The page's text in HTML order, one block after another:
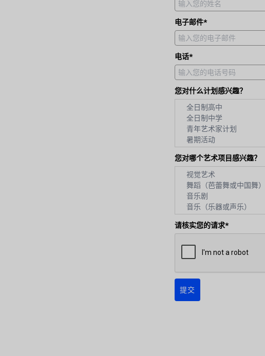
电子邮件*
电话*
您对什么计划感兴趣？
您对哪个艺术项目感兴趣？
请核实您的请求*
提交